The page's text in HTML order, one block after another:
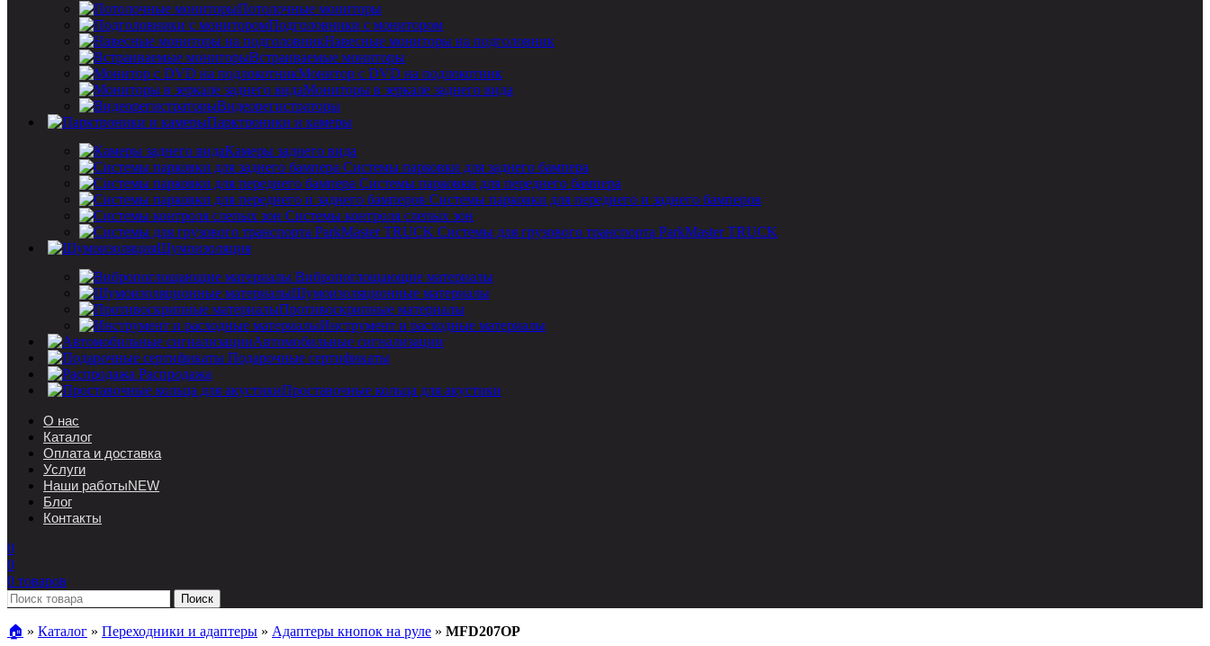
Потолочные мониторы
Подголовники с монитором
Навесные мониторы на подголовник
Встраиваемые мониторы
Монитор с DVD на подлокотник
Мониторы в зеркале заднего вида
Видеорегистраторы
Парктроники и камеры
Камеры заднего вида
Системы парковки для заднего бампера
Системы парковки для переднего бампера
Системы парковки для переднего и заднего бамперов
Системы контроля слепых зон
Системы для грузового транспорта ParkMaster TRUCK
Шумоизоляция
Вибропоглощающие материалы
Шумоизоляционные материалы
Противоскрипные материалы
Инструмент и расходные материалы
Автомобильные сигнализации
Подарочные сертификаты
Распродажа
Проставочные кольца для акустики
О нас
Каталог
Оплата и доставка
Услуги
Наши работыNEW
Блог
Контакты
0
0
0 товаров
Поиск
🏠︎ » Каталог » Переходники и адаптеры » Адаптеры кнопок на руле » MFD207OP